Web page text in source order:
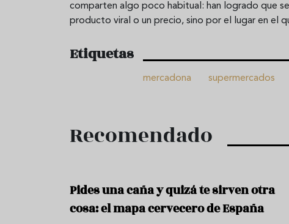
comparten algo poco habitual: han logrado que
producto viral o un precio, sino por el lugar en el
Etiquetas
mercadona supermercados
Recomendado
Pides una caña y quizá te sirven otra
cosa: el mapa cervecero de España